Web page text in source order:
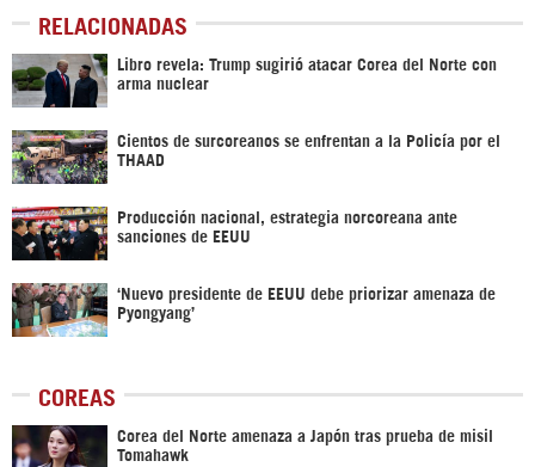
RELACIONADAS
Libro revela: Trump sugirió atacar Corea del Norte con
arma nuclear
Cientos de surcoreanos se enfrentan a la Policía por el
THAAD
Producción nacional, estrategia norcoreana ante
sanciones de EEUU
‘Nuevo presidente de EEUU debe priorizar amenaza de
Pyongyang’
COREAS
Corea del Norte amenaza a Japón tras prueba de misil
Tomahawk